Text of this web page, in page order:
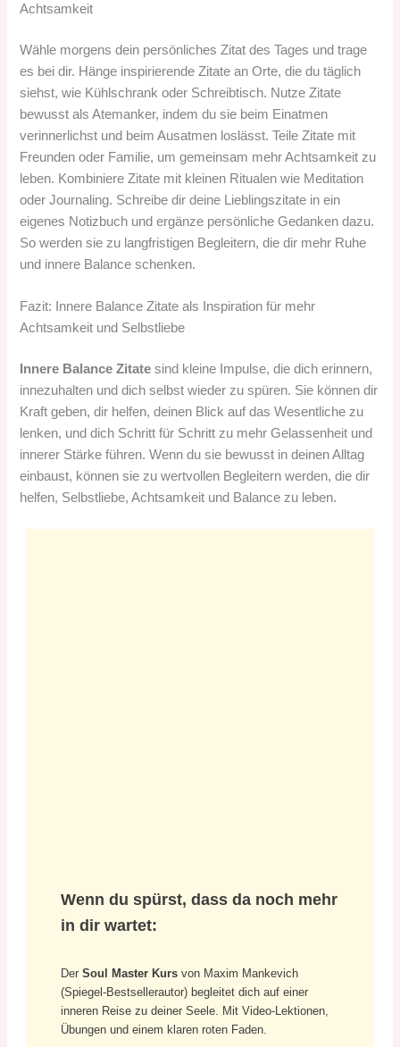
Achtsamkeit
Wähle morgens dein persönliches Zitat des Tages und trage
es bei dir. Hänge inspirierende Zitate an Orte, die du täglich
siehst, wie Kühlschrank oder Schreibtisch. Nutze Zitate
bewusst als Atemanker, indem du sie beim Einatmen
verinnerlichst und beim Ausatmen loslässt. Teile Zitate mit
Freunden oder Familie, um gemeinsam mehr Achtsamkeit zu
leben. Kombiniere Zitate mit kleinen Ritualen wie Meditation
oder Journaling. Schreibe dir deine Lieblingszitate in ein
eigenes Notizbuch und ergänze persönliche Gedanken dazu.
So werden sie zu langfristigen Begleitern, die dir mehr Ruhe
und innere Balance schenken.
Fazit: Innere Balance Zitate als Inspiration für mehr
Achtsamkeit und Selbstliebe
Innere Balance Zitate sind kleine Impulse, die dich erinnern,
innezuhalten und dich selbst wieder zu spüren. Sie können dir
Kraft geben, dir helfen, deinen Blick auf das Wesentliche zu
lenken, und dich Schritt für Schritt zu mehr Gelassenheit und
innerer Stärke führen. Wenn du sie bewusst in deinen Alltag
einbaust, können sie zu wertvollen Begleitern werden, die dir
helfen, Selbstliebe, Achtsamkeit und Balance zu leben.
Wenn du spürst, dass da noch mehr
in dir wartet:
DerSoul Master Kurs von Maxim Mankevich
(Spiegel-Bestsellerautor) begleitet dich auf einer
inneren Reise zu deiner Seele. Mit Video-Lektionen,
Übungen und einem klaren roten Faden.